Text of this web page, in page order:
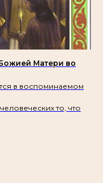
Матери во
в воспоминаемом
то, что